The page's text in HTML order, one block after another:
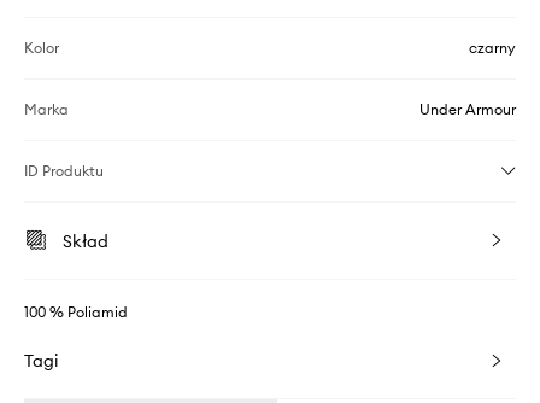
Kolor czarny
Marka Under Armour
ID Produktu
Skład
100 % Poliamid
Tagi